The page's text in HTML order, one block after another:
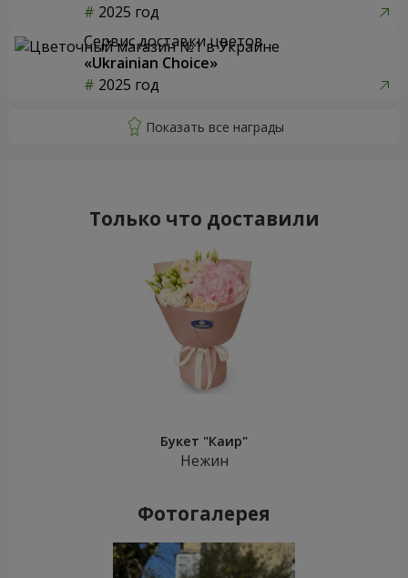
2025 год
Сервис доставки цветов
«Ukrainian Choice»
2025 год
Только что доставили
Букет "Каир"
Нежин
Фотогалерея